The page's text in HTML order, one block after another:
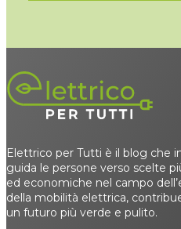
Elettrico per Tutti è il blog che
guida le persone verso scelte
ed economiche nel campo
della mobilità elettrica,
un futuro più verde e pulito.